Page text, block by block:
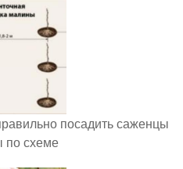
посадить саженцы
по схеме